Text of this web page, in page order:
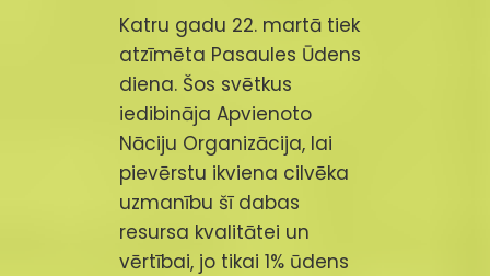
Katru gadu 22. martā tiek
atzīmēta Pasaules Ūdens
diena. Šos svētkus
iedibināja Apvienoto
Nāciju Organizācija, lai
pievērstu ikviena cilvēka
uzmanību šī dabas
resursa kvalitātei un
vērtībai, jo tikai 1% ūdens